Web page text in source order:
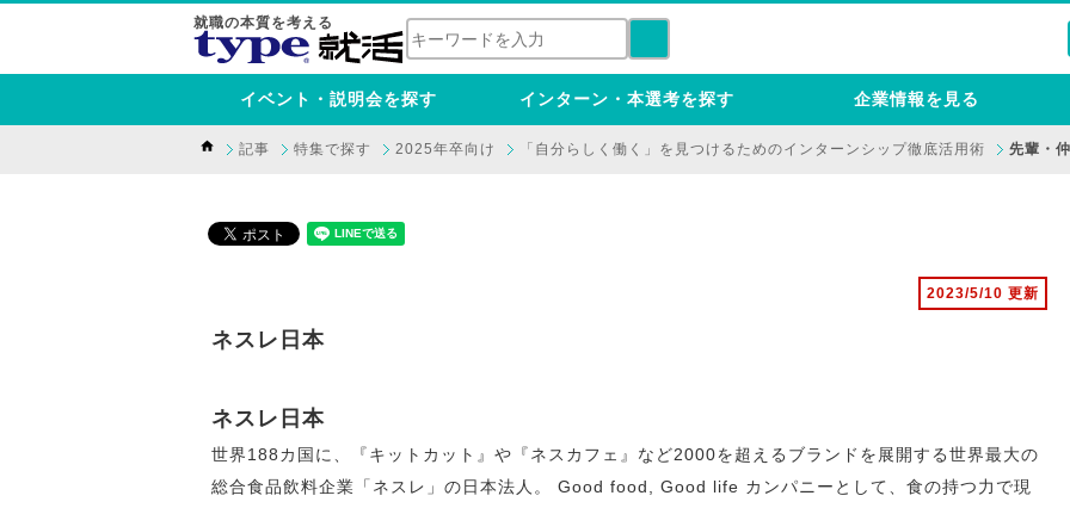
就職の本質を考える
イベント・説明会を探す インターン・本選考を探す 企業情報を見る
記事 特集で探す 2025年卒向け 「自分らしく働く」を見つけるためのインターンシップ徹底活用術 先輩・
2023/5/10 更新
ネスレ日本
ネスレ日本
世界188カ国に、『キットカット』や『ネスカフェ』など2000を超えるブランドを展開する世界最大の
総合食品飲料企業「ネスレ」の日本法人。 Good food, Good life カンパニーとして、食の持つ力で現